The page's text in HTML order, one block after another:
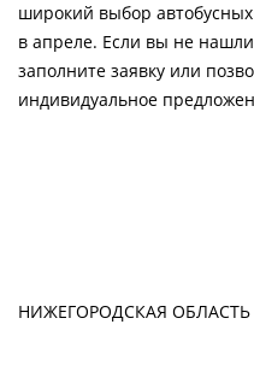
широкий выбор
в апреле. Если вы не
заполните заявку или
индивидуальное
НИЖЕГОРОДСКАЯ ОБЛАСТЬ